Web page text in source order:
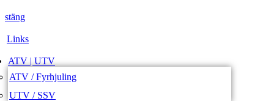
stäng
Links
ATV | UTV
ATV / Fyrhjuling
UTV / SSV